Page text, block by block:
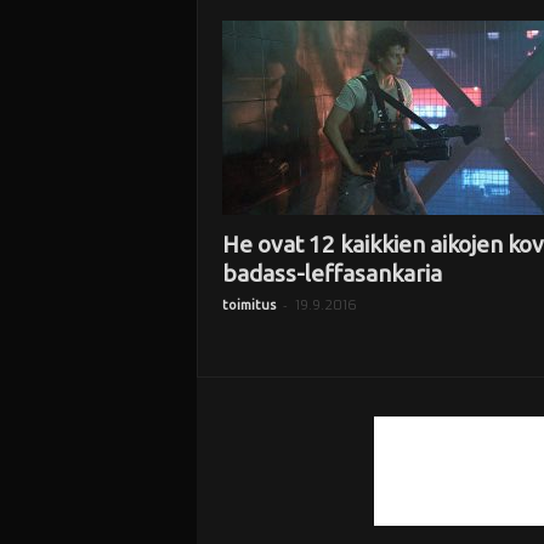
He ovat 12 kaikkien aikojen
badass-leffasankaria
toimitus - 19.9.2016